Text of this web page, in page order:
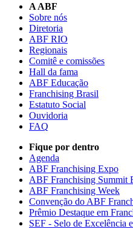
A ABF
Sobre nós
Diretoria
ABF RIO
Regionais
Comitê e comissões
Hall da fama
ABF Educação
Franchising Brasil
Estatuto Social
Ouvidoria
FAQ
Fique por dentro
Agenda
ABF Franchising Expo
ABF Franchising Summit
ABF Franchising Week
Convenção do ABF
Prêmio Destaque em
SEF - Selo de Excelência